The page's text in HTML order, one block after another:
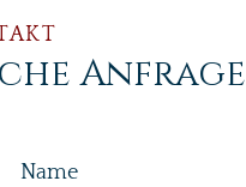
Anfrage
Name